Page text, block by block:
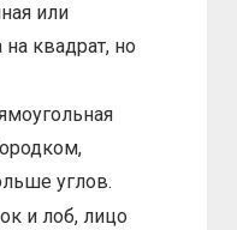
или
квадрат, но
углов.
и лоб, лицо